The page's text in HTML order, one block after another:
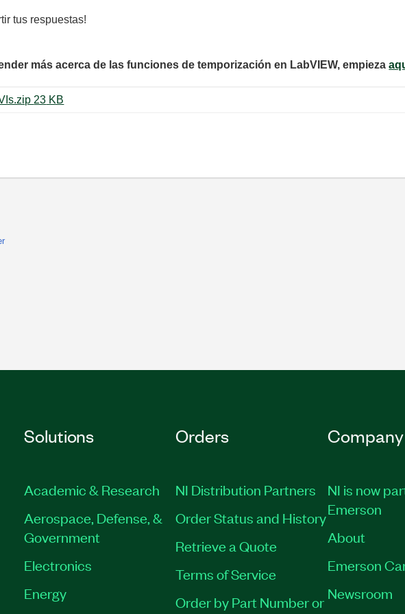
tus respuestas!
más acerca de las funciones de temporización en LabVIEW, empieza
Escenarios_VIs.zip ‏23 KB
Solutions
Academic & Research
Aerospace, Defense, &
Government
Electronics
Energy
Orders
NI Distribution Partners
Order Status and History
Retrieve a Quote
Terms of Service
Order by Part Number or
Company
NI is now
Emerson
About
Emerson
Newsroom